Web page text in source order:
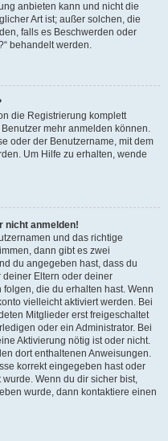
anbieten kann und nicht die
Art ist; außer solchen, die
falls es Beschwerden oder
behandelt werden.
die Registrierung komplett
mehr anmelden können.
oder der Benutzername, mit dem
Um Hilfe zu erhalten, wende
nicht anmelden!
und das richtige
dann gibt es zwei
du angegeben hast, dass du
deiner Eltern oder deiner
die du erhalten hast. Wenn
vielleicht aktiviert werden. Bei
Mitglieder erst freigeschaltet
oder ein Administrator. Bei
Aktivierung nötig ist oder nicht.
dort enthaltenen Anweisungen.
korrekt eingegeben hast oder
Wenn du dir sicher bist,
wurde, dann kontaktiere einen